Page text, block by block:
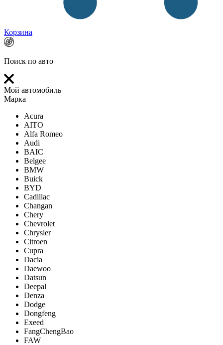
Корзина
Поиск по авто
Мой автомобиль
Марка
Acura
AITO
Alfa Romeo
Audi
BAIC
Belgee
BMW
Buick
BYD
Cadillac
Changan
Chery
Chevrolet
Chrysler
Citroen
Cupra
Dacia
Daewoo
Datsun
Deepal
Denza
Dodge
Dongfeng
Exeed
FangChengBao
FAW